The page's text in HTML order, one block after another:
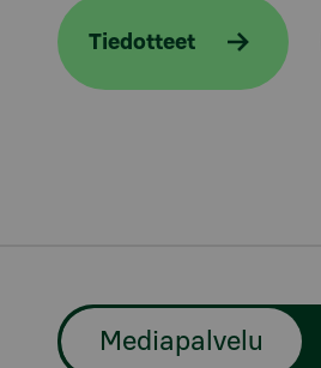
Tiedotteet
Mediapalvelu